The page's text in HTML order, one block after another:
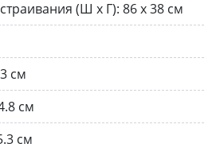
(Ш х Г): 86 х 38 см
см
см
см